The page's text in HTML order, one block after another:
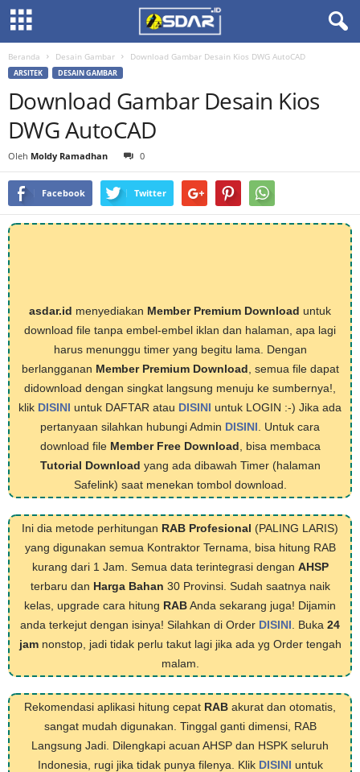
Beranda Desain Gambar Download Gambar Desain Kios DWG AutoCAD
ARSITEK DESAIN GAMBAR
Download Gambar Desain Kios
DWG AutoCAD
Oleh Moldy Ramadhan 0
Facebook Twitter
asdar.id menyediakan Member Premium Download untuk
download file tanpa embel-embel iklan dan halaman, apa lagi
harus menunggu timer yang begitu lama. Dengan
berlangganan Member Premium Download , semua file dapat
didownload dengan singkat langsung menuju ke sumbernya!,
klik DISINI untuk DAFTAR atau DISINI untuk LOGIN :-) Jika ada
pertanyaan silahkan hubungi Admin DISINI . Untuk cara
download file Member Free Download , bisa membaca
Tutorial Download yang ada dibawah Timer (halaman
Safelink) saat menekan tombol download.
Ini dia metode perhitungan RAB Profesional (PALING LARIS)
yang digunakan semua Kontraktor Ternama, bisa hitung RAB
kurang dari 1 Jam. Semua data terintegrasi dengan AHSP
terbaru dan Harga Bahan 30 Provinsi. Sudah saatnya naik
kelas, upgrade cara hitung RABAnda sekarang juga! Dijamin
anda terkejut dengan isinya! Silahkan di Order DISINI . Buka 24
jamnonstop, jadi tidak perlu takut lagi jika ada yg Order tengah
malam.
Rekomendasi aplikasi hitung cepat RAB akurat dan otomatis,
sangat mudah digunakan. Tinggal ganti dimensi, RAB
Langsung Jadi. Dilengkapi acuan AHSP dan HSPK seluruh
Indonesia, rugi jika tidak punya filenya. Klik DISINI untuk